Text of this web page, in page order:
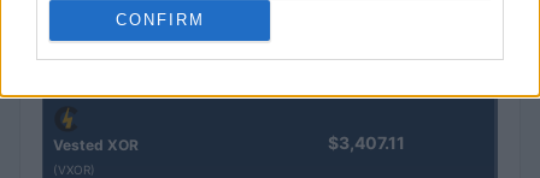
CONFIRM
Vested XOR
(VXOR)
$3,407.11